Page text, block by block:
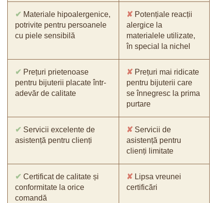
✔ Materiale hipoalergenice,
potrivite pentru persoanele
cu piele sensibilă
✘ Potențiale reacții
alergice la
materialele utilizate,
în special la nichel
✔ Prețuri prietenoase
pentru bijuterii placate într-
adevăr de calitate
✘ Prețuri mai ridicate
pentru bijuterii care
se înnegresc la prima
purtare
✔ Servicii excelente de
asistență pentru clienți
✘ Servicii de
asistență pentru
clienți limitate
✔ Certificat de calitate și
conformitate la orice
comandă
✘ Lipsa vreunei
certificări